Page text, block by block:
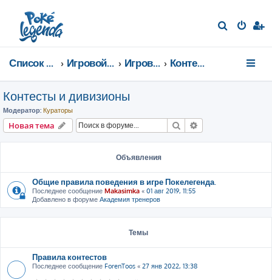
Список форумов Игровой мир Игровые мероприятия Контесты и дивизионы
Контесты и дивизионы
Модератор: Кураторы
Новая тема Поиск
Объявления
Общие правила поведения в игре Покелегенда.
Последнее сообщение Makasimka « 01 авг 2019, 11:55
Добавлено в форуме Академия тренеров
Темы
Правила контестов
Последнее сообщение ForenToos « 27 янв 2022, 13:38